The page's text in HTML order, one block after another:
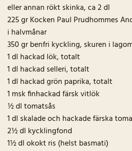
eller annan rökt skinka, ca 2 dl
225 gr Kocken Paul Prudhommes
i halvmånar
350 gr benfri kyckling, skuren i
1 dl hackad lök, totalt
1 dl hackad selleri, totalt
1 dl hackad grön paprika, totalt
1 msk finhackad färsk vitlök
½ dl tomatsås
1 dl skalade och hackade färska
2½ dl kycklingfond
1½ dl okokt ris (helst basmati)